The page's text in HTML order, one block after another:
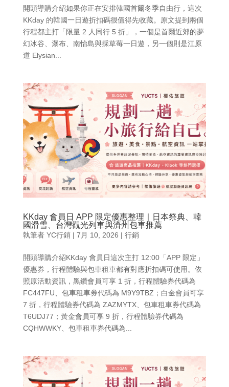
開頭導購介紹如果你正在安排韓國首爾冬季自由行，這次
KKday 的韓國一日遊折扣碼很值得先收藏。原文提到兩個
行程都主打「限量 2 人同行 5 折」，一個是首爾近郊的夢
幻冰谷、瀑布、南怡島與採草莓一日遊，另一個則是江原
道 Elysian...
KKday 會員日 APP 限定優惠整理｜日本祭典、韓
國滑雪、台灣觀光列車與濟州包車推薦
執筆者 YC行銷| 7月 10, 2026 | 行銷
開頭導購介紹KKday 會員日這次主打 12:00「APP 限定」
優惠券，行程體驗與包車租車都有對應折扣碼可使用。依
照原活動資訊，黑鑽會員可享 1 折，行程體驗券代碼為
FC447FU、包車租車券代碼為 M9Y9TBZ；白金會員可享
7 折，行程體驗券代碼為 ZAZMYTX、包車租車券代碼為
T6UDJ77；黃金會員可享 9 折，行程體驗券代碼為
CQHWWKY、包車租車券代碼為...